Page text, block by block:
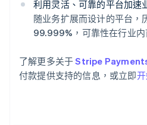
利用灵活、可靠的平台加速
随业务扩展而设计的平台，
99.999%，可靠性在行业内
了解更多关于Stripe
付款提供支持的信息，或立即
DeutschEnglish
澳大利亚
English
Português English
保加利亚
English